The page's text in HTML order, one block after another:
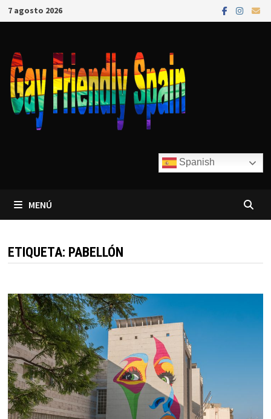
7 agosto 2026
Spanish
MENÚ
ETIQUETA: PABELLÓN